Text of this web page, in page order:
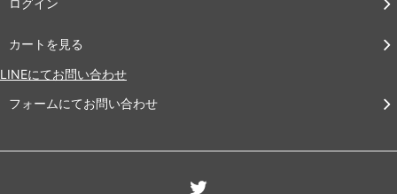
ログイン
カートを見る
LINEにてお問い合わせ
フォームにてお問い合わせ